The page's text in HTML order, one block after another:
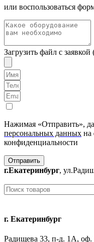
или воспользоваться
Загрузить файл с
Нажимая «Отправить»,
персональных данных на
конфиденциальности
Отправить
г.Екатеринбург,
г. Екатеринбург
Радищева 33, п-д. 1А, оф.